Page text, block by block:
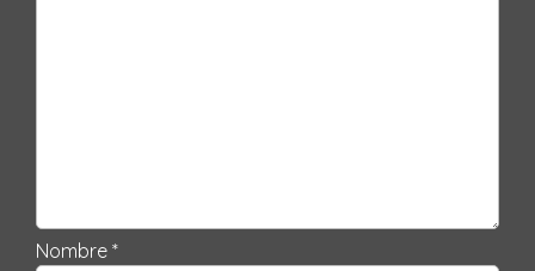
Nombre *